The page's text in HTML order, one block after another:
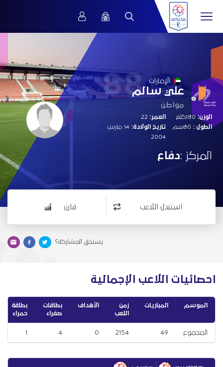
88 الإمارات
علي سالم
مواطن
الوزن:180كلغ
الطول :
العمر:
تاريخ الولادة:
14 مارس
2004
المركز :دفاع
استبدل اللاعب قارن
يستحق المشاركة؟
احصائيات اللاعب الإجمالية
الموسم المباريات
زمن
اللعب
الأهداف
بطاقات
صفراء
بطاقة
حمراء
المجموع 49
2154
0
4
1